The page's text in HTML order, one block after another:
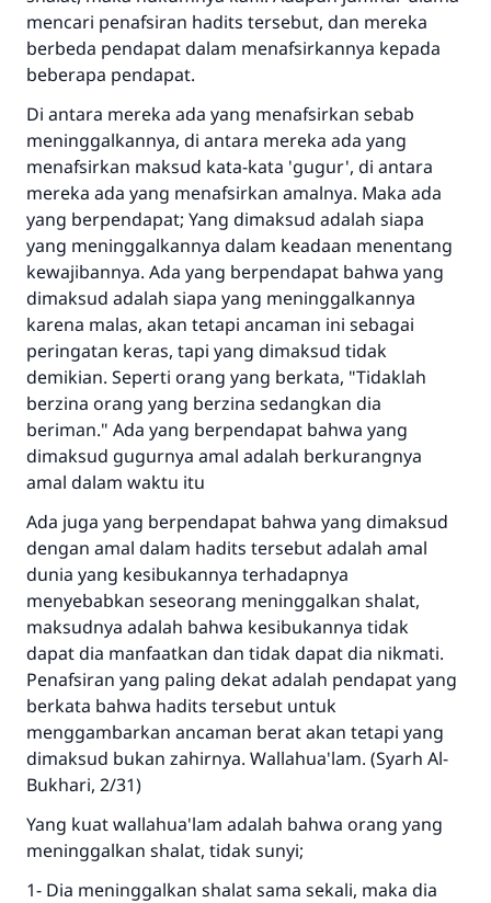
mencari penafsiran hadits tersebut, dan mereka
berbeda pendapat dalam menafsirkannya kepada
beberapa pendapat.
Di antara mereka ada yang menafsirkan sebab
meninggalkannya, di antara mereka ada yang
menafsirkan maksud kata-kata 'gugur', di antara
mereka ada yang menafsirkan amalnya. Maka ada
yang berpendapat; Yang dimaksud adalah siapa
yang meninggalkannya dalam keadaan menentang
kewajibannya. Ada yang berpendapat bahwa yang
dimaksud adalah siapa yang meninggalkannya
karena malas, akan tetapi ancaman ini sebagai
peringatan keras, tapi yang dimaksud tidak
demikian. Seperti orang yang berkata, "Tidaklah
berzina orang yang berzina sedangkan dia
beriman." Ada yang berpendapat bahwa yang
dimaksud gugurnya amal adalah berkurangnya
amal dalam waktu itu
Ada juga yang berpendapat bahwa yang dimaksud
dengan amal dalam hadits tersebut adalah amal
dunia yang kesibukannya terhadapnya
menyebabkan seseorang meninggalkan shalat,
maksudnya adalah bahwa kesibukannya tidak
dapat dia manfaatkan dan tidak dapat dia nikmati.
Penafsiran yang paling dekat adalah pendapat yang
berkata bahwa hadits tersebut untuk
menggambarkan ancaman berat akan tetapi yang
dimaksud bukan zahirnya. Wallahua'lam. (Syarh Al-
Bukhari, 2/31)
Yang kuat wallahua'lam adalah bahwa orang yang
meninggalkan shalat, tidak sunyi;
1- Dia meninggalkan shalat sama sekali, maka dia